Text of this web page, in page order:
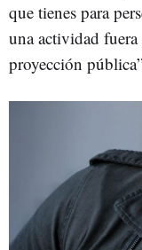
que tienes para
una actividad
proyección